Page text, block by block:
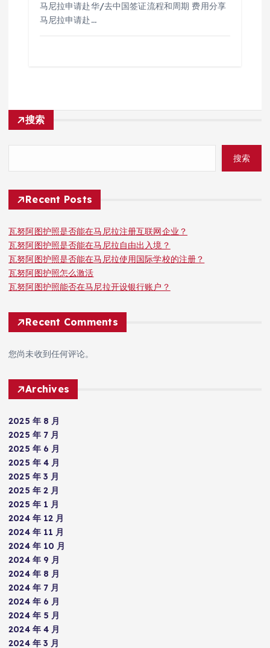
马尼拉申请赴华/去中国签证流程和周期 费用分享
马尼拉申请赴…
搜索
搜索
Recent Posts
瓦努阿图护照是否能在马尼拉注册互联网企业？
瓦努阿图护照是否能在马尼拉自由出入境？
瓦努阿图护照是否能在马尼拉使用国际学校的注册？
瓦努阿图护照怎么激活
瓦努阿图护照能否在马尼拉开设银行账户？
Recent Comments
您尚未收到任何评论。
Archives
2025 年 8 月
2025 年 7 月
2025 年 6 月
2025 年 4 月
2025 年 3 月
2025 年 2 月
2025 年 1 月
2024 年 12 月
2024 年 11 月
2024 年 10 月
2024 年 9 月
2024 年 8 月
2024 年 7 月
2024 年 6 月
2024 年 5 月
2024 年 4 月
2024 年 3 月